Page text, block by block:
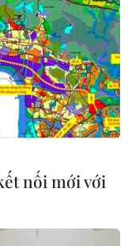
nối mới với